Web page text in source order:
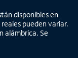
disponibles en
pueden variar.
alámbrica. Se